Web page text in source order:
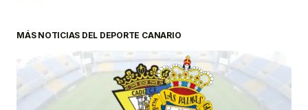
MÁS NOTICIAS DEL DEPORTE CANARIO